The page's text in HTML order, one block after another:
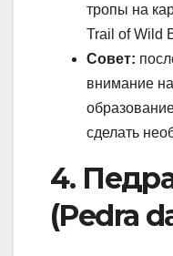
тропы на
Trail of Wild
Совет:
внимание
сделать
4.
(Pedra